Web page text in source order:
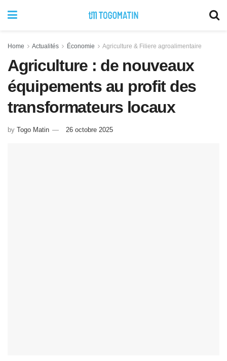
Home Actualités Économie Agriculture & Filiere agroalimentaire
Agriculture : de nouveaux
équipements au profit des
transformateurs locaux
by Togo Matin 26 octobre 2025